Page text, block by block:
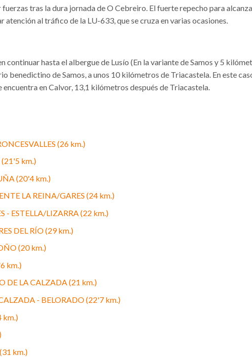
tras la dura jornada de O Cebreiro. El fuerte repecho para
atención al tráfico de la LU-633, que se cruza en varias ocasiones.
continuar hasta el albergue de Lusío (En la variante de Samos y 5
benedictino de Samos, a unos 10 kilómetros de Triacastela. En este
en Calvor, 13,1 kilómetros después de Triacastela.
(26 km.)
(21'5 km.)
(20'4 km.)
LA REINA/GARES (24 km.)
- ESTELLA/LIZARRA (22 km.)
DEL RÍO (29 km.)
(20 km.)
km.)
DE LA CALZADA (21 km.)
- BELORADO (22'7 km.)
km.)
km.)